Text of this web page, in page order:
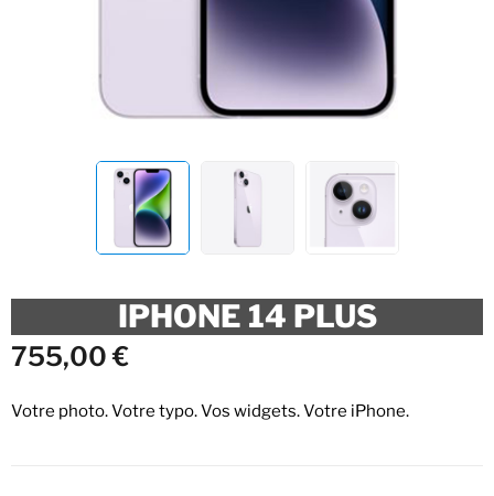
IPHONE 14 PLUS
755,00€
Votre photo. Votre typo. Vos widgets. Votre iPhone.